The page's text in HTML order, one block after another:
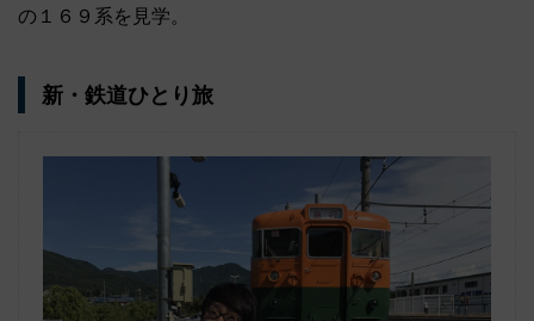
の１６９系を見学。
新・鉄道ひとり旅